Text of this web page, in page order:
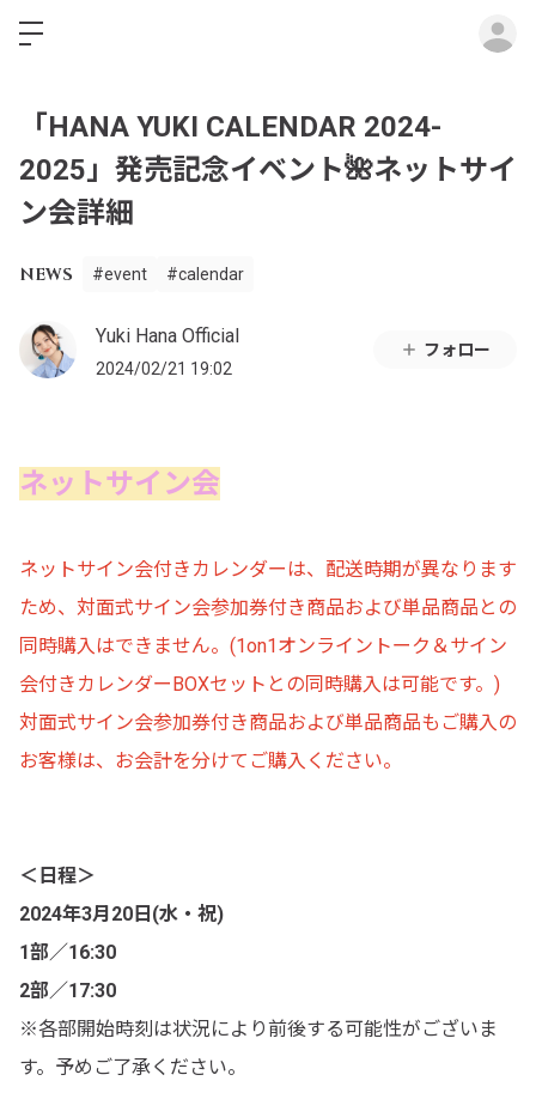
「HANA YUKI CALENDAR 2024-
2025」発売記念イベント🌺ネットサイ
ン会詳細
NEWS #event #calendar
Yuki Hana Official
2024/02/21 19:02
フォロー
ネットサイン会
ネットサイン会付きカレンダーは、配送時期が異なります
ため、対面式サイン会参加券付き商品および単品商品との
同時購入はできません。(1on1オンライントーク＆サイン
会付きカレンダーBOXセットとの同時購入は可能です。)
対面式サイン会参加券付き商品および単品商品もご購入の
お客様は、お会計を分けてご購入ください。
＜日程＞
2024年3月20日(水・祝)
1部／16:30
2部／17:30
※各部開始時刻は状況により前後する可能性がございま
す。予めご了承ください。